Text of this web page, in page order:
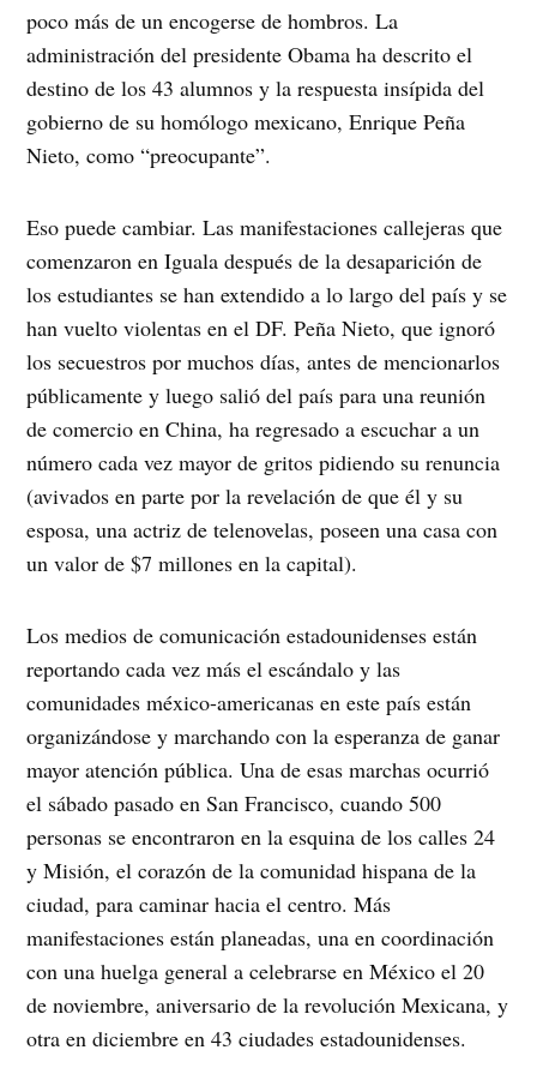
poco más de un encogerse de hombros. La
administración del presidente Obama ha descrito el
destino de los 43 alumnos y la respuesta insípida del
gobierno de su homólogo mexicano, Enrique Peña
Nieto, como “preocupante”.
Eso puede cambiar. Las manifestaciones callejeras que
comenzaron en Iguala después de la desaparición de
los estudiantes se han extendido a lo largo del país y se
han vuelto violentas en el DF. Peña Nieto, que ignoró
los secuestros por muchos días, antes de mencionarlos
públicamente y luego salió del país para una reunión
de comercio en China, ha regresado a escuchar a un
número cada vez mayor de gritos pidiendo su renuncia
(avivados en parte por la revelación de que él y su
esposa, una actriz de telenovelas, poseen una casa con
un valor de $7 millones en la capital).
Los medios de comunicación estadounidenses están
reportando cada vez más el escándalo y las
comunidades méxico-americanas en este país están
organizándose y marchando con la esperanza de ganar
mayor atención pública. Una de esas marchas ocurrió
el sábado pasado en San Francisco, cuando 500
personas se encontraron en la esquina de los calles 24
y Misión, el corazón de la comunidad hispana de la
ciudad, para caminar hacia el centro. Más
manifestaciones están planeadas, una en coordinación
con una huelga general a celebrarse en México el 20
de noviembre, aniversario de la revolución Mexicana, y
otra en diciembre en 43 ciudades estadounidenses.